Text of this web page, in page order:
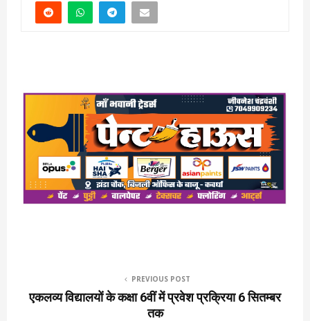
PREVIOUS POST
एकलव्य विद्यालयों के कक्षा 6वीं में प्रवेश प्रक्रिया 6 सितम्बर
तक